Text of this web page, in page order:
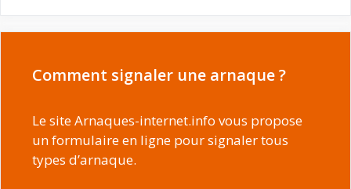
Comment signaler une arnaque ?
Le site Arnaques-internet.info vous propose
un formulaire en ligne pour signaler tous
types d’arnaque.